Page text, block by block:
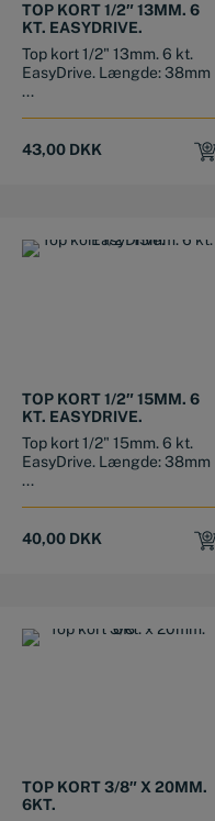
TOP KORT 1/2″ 13MM. 6
KT. EASYDRIVE.
Top kort 1/2" 13mm. 6 kt.
EasyDrive. Længde: 38mm
...
43,00 DKK
TOP KORT 1/2″ 15MM. 6
KT. EASYDRIVE.
Top kort 1/2" 15mm. 6 kt.
EasyDrive. Længde: 38mm
...
40,00 DKK
TOP KORT 3/8″ X 20MM.
6KT.